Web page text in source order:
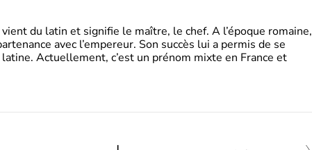
du latin et signifie le maître, le chef. A l’époque romaine,
avec l’empereur. Son succès lui a permis de se
Actuellement, c’est un prénom mixte en France et